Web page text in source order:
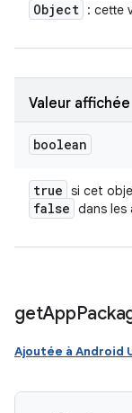
Object : cette
Valeur affichée
boolean
true si cet
false dans les
getApp
Ajoutée à Android